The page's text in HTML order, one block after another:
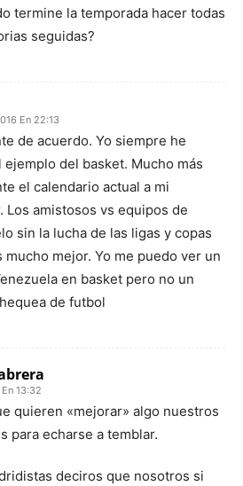
termine la temporada hacer todas
seguidas?
En 22:13
de acuerdo. Yo siempre he
ejemplo del basket. Mucho más
el calendario actual a mi
Los amistosos vs equipos de
sin la lucha de las ligas y copas
mucho mejor. Yo me puedo ver un
en basket pero no un
de futbol
13:32
quieren «mejorar» algo nuestros
para echarse a temblar.
deciros que nosotros si